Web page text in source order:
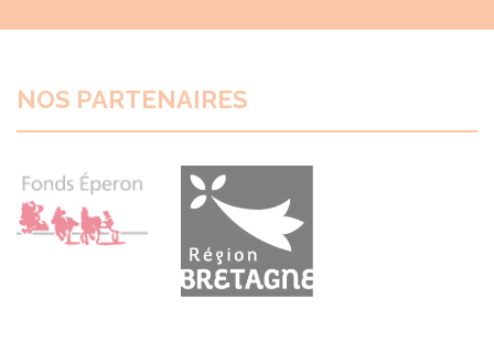
NOS PARTENAIRES